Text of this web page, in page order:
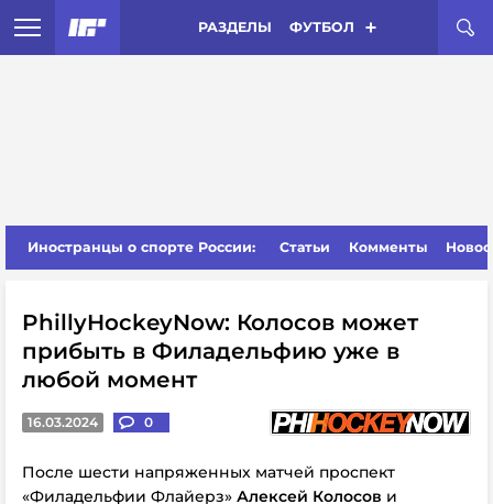
РАЗДЕЛЫ ФУТБОЛ
Иностранцы о спорте России: Статьи Комменты
PhillyHockeyNow: Колосов может
прибыть в Филадельфию уже в
любой момент
16.03.2024 0
После шести напряженных матчей проспект
«Филадельфии Флайерз» Алексей Колосов и